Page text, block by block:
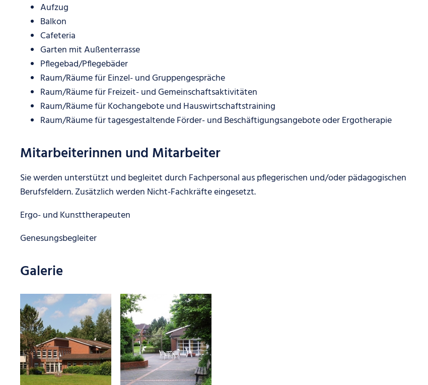
Aufzug
Balkon
Cafeteria
Garten mit Außenterrasse
Pflegebad/Pflegebäder
Raum/Räume für Einzel- und Gruppengespräche
Raum/Räume für Freizeit- und Gemeinschaftsaktivitäten
Raum/Räume für Kochangebote und Hauswirtschaftstraining
Raum/Räume für tagesgestaltende Förder- und Beschäftigungsangebote oder Ergotherapie
Mitarbeiterinnen und Mitarbeiter
Sie werden unterstützt und begleitet durch Fachpersonal aus pflegerischen und/oder pädagogischen
Berufsfeldern. Zusätzlich werden Nicht-Fachkräfte eingesetzt.
Ergo- und Kunsttherapeuten
Genesungsbegleiter
Galerie